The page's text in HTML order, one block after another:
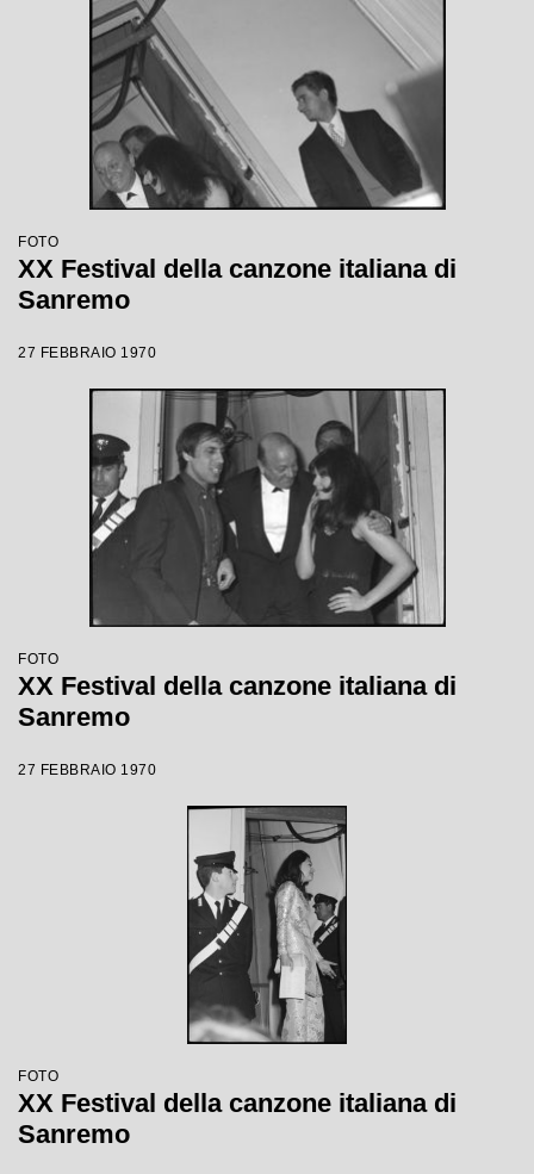
FOTO
XX Festival della canzone italiana di
Sanremo
27 FEBBRAIO 1970
FOTO
XX Festival della canzone italiana di
Sanremo
27 FEBBRAIO 1970
FOTO
XX Festival della canzone italiana di
Sanremo